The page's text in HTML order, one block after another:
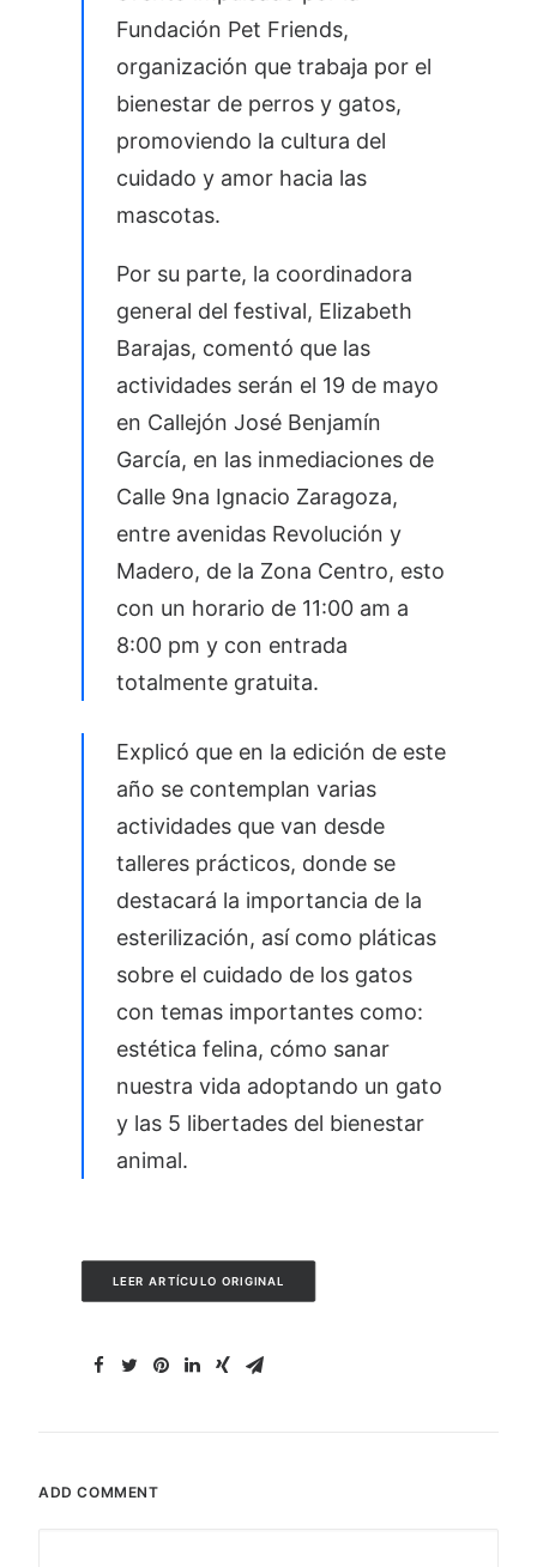
Fundación Pet Friends,
organización que trabaja por el
bienestar de perros y gatos,
promoviendo la cultura del
cuidado y amor hacia las
mascotas.
Por su parte, la coordinadora
general del festival, Elizabeth
Barajas, comentó que las
actividades serán el 19 de mayo
en Callejón José Benjamín
García, en las inmediaciones de
Calle 9na Ignacio Zaragoza,
entre avenidas Revolución y
Madero, de la Zona Centro, esto
con un horario de 11:00 am a
8:00 pm y con entrada
totalmente gratuita.
Explicó que en la edición de este
año se contemplan varias
actividades que van desde
talleres prácticos, donde se
destacará la importancia de la
esterilización, así como pláticas
sobre el cuidado de los gatos
con temas importantes como:
estética felina, cómo sanar
nuestra vida adoptando un gato
y las 5 libertades del bienestar
animal.
LEER ARTÍCULO ORIGINAL
ADD COMMENT